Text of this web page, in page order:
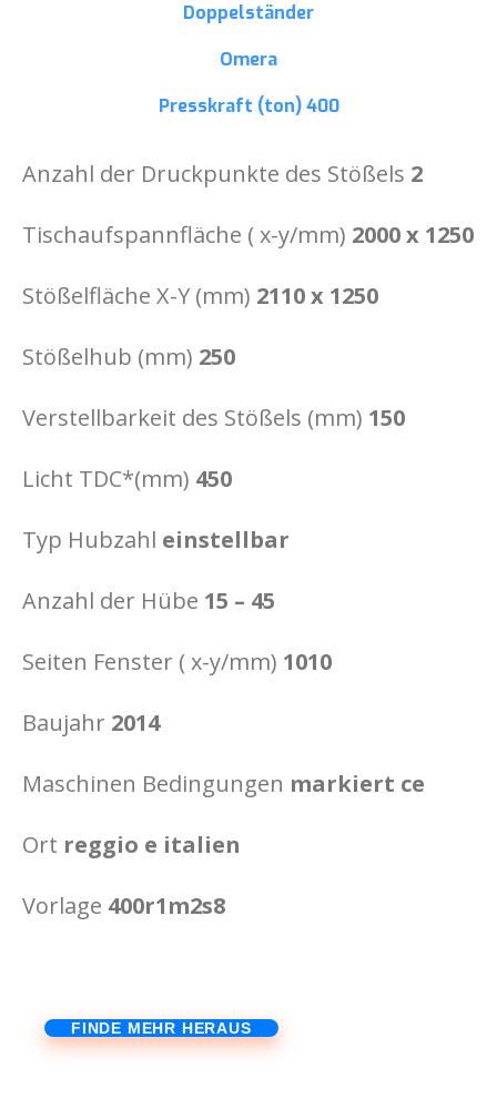
Doppelständer
Omera
Presskraft (ton)400
Anzahl der Druckpunkte des Stößels 2
Tischaufspannfläche ( x-y/mm) 2000 x 1250
Stößelfläche X-Y (mm) 2110 x 1250
Stößelhub (mm) 250
Verstellbarkeit des Stößels (mm) 150
Licht TDC*(mm) 450
Typ Hubzahl einstellbar
Anzahl der Hübe 15 – 45
Seiten Fenster ( x-y/mm) 1010
Baujahr 2014
Maschinen Bedingungen markiert ce
Ort reggio e italien
Vorlage 400r1m2s8
FINDE MEHR HERAUS